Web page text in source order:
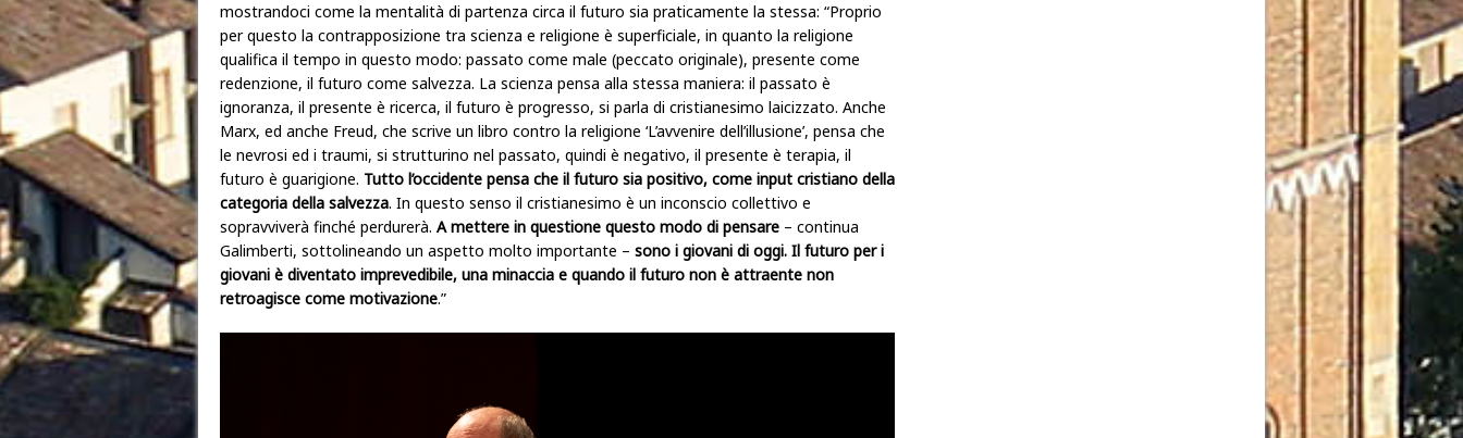
mostrandoci come la mentalità di partenza circa il futuro sia praticamente la stessa: “Proprio
per questo la contrapposizione tra scienza e religione è superficiale, in quanto la religione
qualifica il tempo in questo modo: passato come male (peccato originale), presente come
redenzione, il futuro come salvezza. La scienza pensa alla stessa maniera: il passato è
ignoranza, il presente è ricerca, il futuro è progresso, si parla di cristianesimo laicizzato. Anche
Marx, ed anche Freud, che scrive un libro contro la religione ‘L’avvenire dell’illusione’, pensa che
le nevrosi ed i traumi, si strutturino nel passato, quindi è negativo, il presente è terapia, il
futuro è guarigione. Tutto l’occidente pensa che il futuro sia positivo, come input cristiano della
categoria della salvezza. In questo senso il cristianesimo è un inconscio collettivo e
sopravviverà finché perdurerà. A mettere in questione questo modo di pensare – continua
Galimberti, sottolineando un aspetto molto importante – sono i giovani di oggi. Il futuro per i
giovani è diventato imprevedibile, una minaccia e quando il futuro non è attraente non
retroagisce come motivazione.”